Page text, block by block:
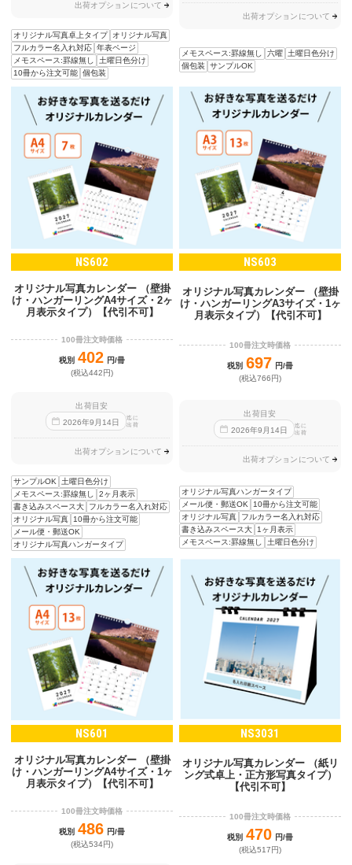
出荷オプションについて
オリジナル写真卓上タイプ
オリジナル写真
フルカラー名入れ対応 年表ページ
メモスペース:罫線無し
土曜日色分け
10冊から注文可能 個包装
出荷オプションについて
メモスペース:罫線無し 六曜
土曜日色分け
個包装
サンプルOK
NS602
オリジナル写真カレンダー （壁掛
け・ハンガーリングA4サイズ・2ヶ
月表示タイプ）【代引不可】
100冊注文時価格
税別 402 円/冊
(税込442円)
出荷目安
2026年9 月14日
迄に
出荷
出荷オプションについて
サンプルOK 土曜日色分け
メモスペース:罫線無し
2ヶ月表示
書き込みスペース大
フルカラー名入れ対応
オリジナル写真 10冊から注文可能
メール便・郵送OK
オリジナル写真ハンガータイプ
NS603
オリジナル写真カレンダー （壁掛
け・ハンガーリングA3サイズ・1ヶ
月表示タイプ）【代引不可】
100冊注文時価格
税別 697 円/冊
(税込766円)
出荷目安
2026年9 月 14日
迄に
出荷
出荷オプションについて
オリジナル写真ハンガータイプ
メール便・郵送OK
10冊から注文可能
オリジナル写真
フルカラー名入れ対応
書き込みスペース大
1ヶ月表示
メモスペース:罫線無し
土曜日色分け
NS601
オリジナル写真カレンダー （壁掛
け・ハンガーリングA4サイズ・1ヶ
月表示タイプ）【代引不可】
100冊注文時価格
税別 486 円/冊
(税込534円)
NS3031
オリジナル写真カレンダー （紙リ
ング式卓上・正方形写真タイプ）
【代引不可】
100冊注文時価格
税別 470 円/冊
(税込517円)